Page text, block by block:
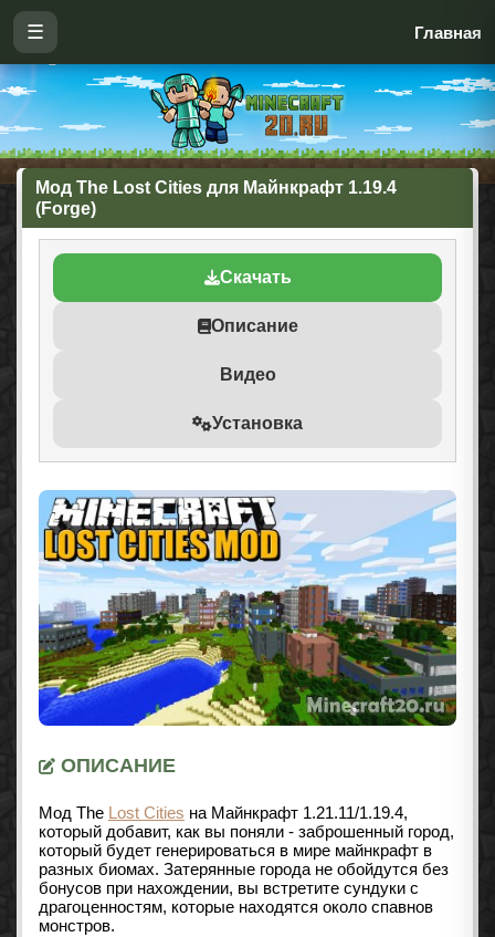
☰ Главная
Мод The Lost Cities для Майнкрафт 1.19.4
(Forge)
Скачать
Описание
Видео
Установка
ОПИСАНИЕ
Мод The Lost Cities на Майнкрафт 1.21.11/1.19.4,
который добавит, как вы поняли - заброшенный город,
который будет генерироваться в мире майнкрафт в
разных биомах. Затерянные города не обойдутся без
бонусов при нахождении, вы встретите сундуки с
драгоценностям, которые находятся около спавнов
монстров.